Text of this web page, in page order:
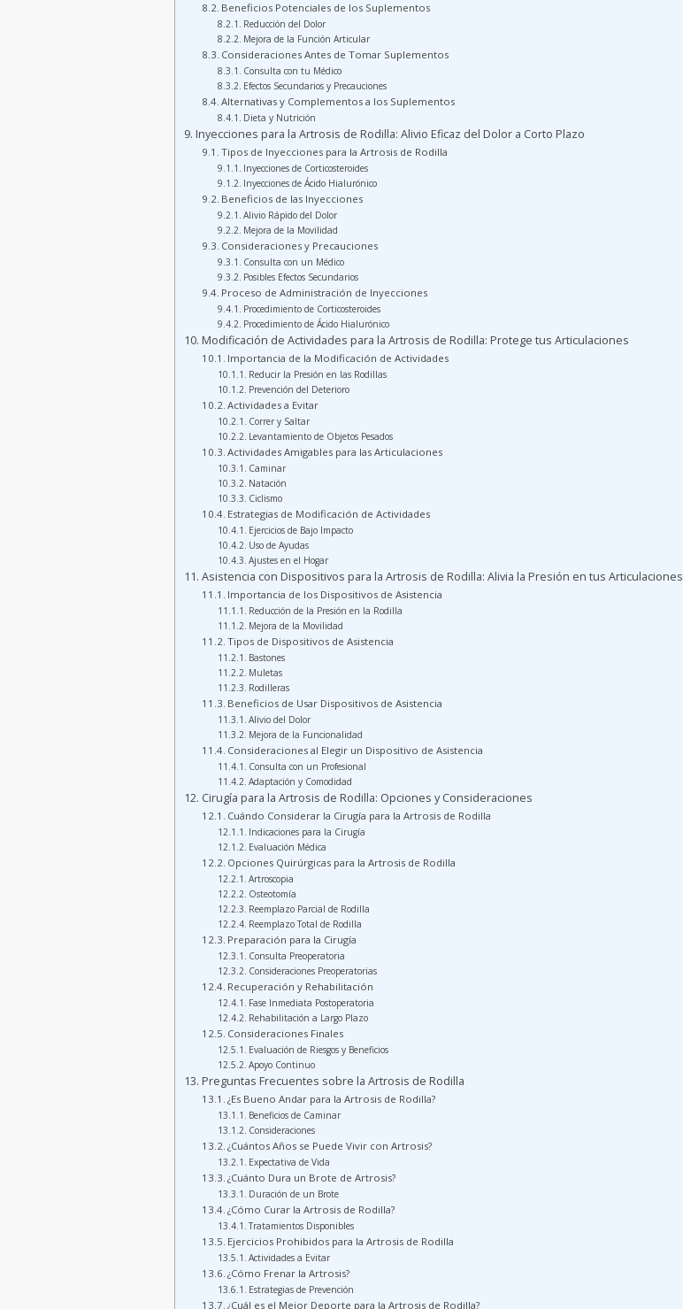
Beneficios Potenciales de los Suplementos
Reducción del Dolor
Mejora de la Función Articular
Consideraciones Antes de Tomar Suplementos
Consulta con tu Médico
Efectos Secundarios y Precauciones
Alternativas y Complementos a los Suplementos
Dieta y Nutrición
Inyecciones para la Artrosis de Rodilla: Alivio Eficaz del Dolor a Corto Plazo
Tipos de Inyecciones para la Artrosis de Rodilla
Inyecciones de Corticosteroides
Inyecciones de Ácido Hialurónico
Beneficios de las Inyecciones
Alivio Rápido del Dolor
Mejora de la Movilidad
Consideraciones y Precauciones
Consulta con un Médico
Posibles Efectos Secundarios
Proceso de Administración de Inyecciones
Procedimiento de Corticosteroides
Procedimiento de Ácido Hialurónico
Modificación de Actividades para la Artrosis de Rodilla: Protege tus Articulaciones
Importancia de la Modificación de Actividades
Reducir la Presión en las Rodillas
Prevención del Deterioro
Actividades a Evitar
Correr y Saltar
Levantamiento de Objetos Pesados
Actividades Amigables para las Articulaciones
Caminar
Natación
Ciclismo
Estrategias de Modificación de Actividades
Ejercicios de Bajo Impacto
Uso de Ayudas
Ajustes en el Hogar
Asistencia con Dispositivos para la Artrosis de Rodilla: Alivia la Presión en tus Articulaciones
Importancia de los Dispositivos de Asistencia
Reducción de la Presión en la Rodilla
Mejora de la Movilidad
Tipos de Dispositivos de Asistencia
Bastones
Muletas
Rodilleras
Beneficios de Usar Dispositivos de Asistencia
Alivio del Dolor
Mejora de la Funcionalidad
Consideraciones al Elegir un Dispositivo de Asistencia
Consulta con un Profesional
Adaptación y Comodidad
Cirugía para la Artrosis de Rodilla: Opciones y Consideraciones
Cuándo Considerar la Cirugía para la Artrosis de Rodilla
Indicaciones para la Cirugía
Evaluación Médica
Opciones Quirúrgicas para la Artrosis de Rodilla
Artroscopia
Osteotomía
Reemplazo Parcial de Rodilla
Reemplazo Total de Rodilla
Preparación para la Cirugía
Consulta Preoperatoria
Consideraciones Preoperatorias
Recuperación y Rehabilitación
Fase Inmediata Postoperatoria
Rehabilitación a Largo Plazo
Consideraciones Finales
Evaluación de Riesgos y Beneficios
Apoyo Continuo
Preguntas Frecuentes sobre la Artrosis de Rodilla
¿Es Bueno Andar para la Artrosis de Rodilla?
Beneficios de Caminar
Consideraciones
¿Cuántos Años se Puede Vivir con Artrosis?
Expectativa de Vida
¿Cuánto Dura un Brote de Artrosis?
Duración de un Brote
¿Cómo Curar la Artrosis de Rodilla?
Tratamientos Disponibles
Ejercicios Prohibidos para la Artrosis de Rodilla
Actividades a Evitar
¿Cómo Frenar la Artrosis?
Estrategias de Prevención
¿Cuál es el Mejor Deporte para la Artrosis de Rodilla?